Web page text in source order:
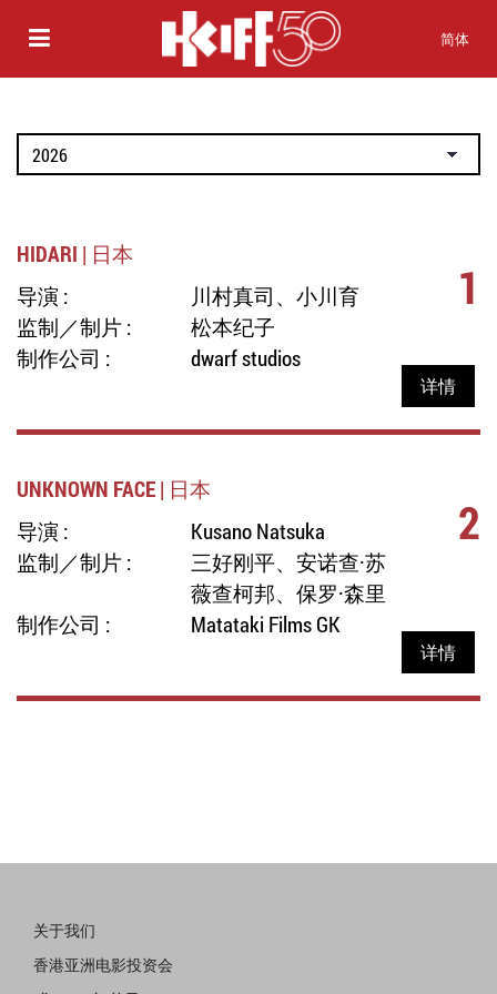
简体
HIDARI | 日本
导演 :
川村真司、小川育
监制／制片 :
松本纪子
制作公司 :
dwarf studios
1
详情
UNKNOWN FACE | 日本
导演 :
Kusano Natsuka
监制／制片 :
三好刚平、安诺查·苏
薇查柯邦、保罗·森里
制作公司 :
Matataki Films GK
2
详情
关于我们
香港亚洲电影投资会